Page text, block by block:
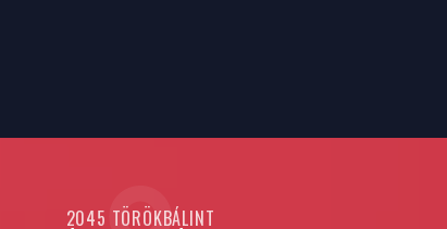
2045 TÖRÖKBÁLINT